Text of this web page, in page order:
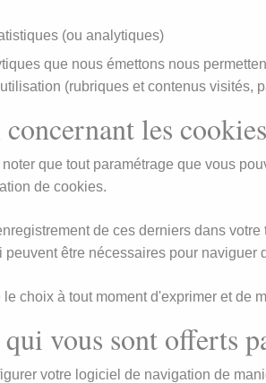
(ou analytiques)
que nous émettons nous
(rubriques et contenus visités,
les cookies
noter que tout paramétrage que vous
de cookies.
de ces derniers dans
peuvent être nécessaires pour naviguer
choix à tout moment d'exprimer et de
vous sont offerts
votre logiciel de navigation de